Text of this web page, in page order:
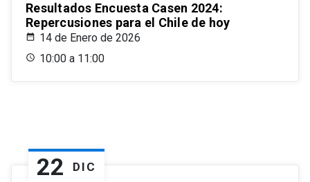
Resultados Encuesta Casen 2024:
Repercusiones para el Chile de hoy
14 de Enero de 2026
10:00 a 11:00
22 DIC